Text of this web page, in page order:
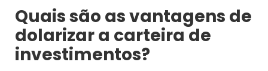
Quais são as vantagens de
dolarizar a carteira de
investimentos?